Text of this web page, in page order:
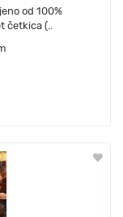
od 100%
(..